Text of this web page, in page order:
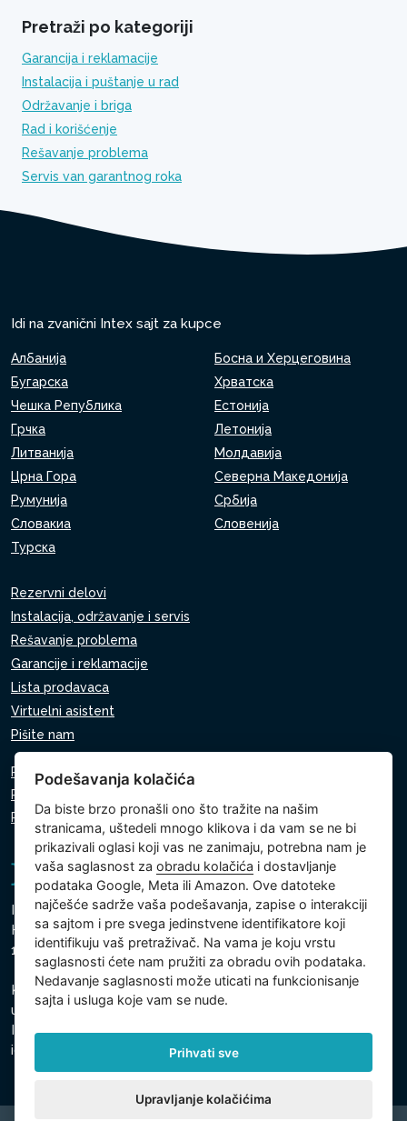
Pretraži po kategoriji
Garancija i reklamacije
Instalacija i puštanje u rad
Održavanje i briga
Rad i korišćenje
Rešavanje problema
Servis van garantnog roka
Idi na zvanični Intex sajt za kupce
Албанија
Босна и Херцеговина
Бугарска
Хрватска
Чешка Република
Естонија
Грчка
Летонија
Литванија
Молдавија
Црна Гора
Северна Македонија
Румунија
Србија
Словакиа
Словенија
Турска
Rezervni delovi
Instalacija, održavanje i servis
Rešavanje problema
Garancije i reklamacije
Lista prodavaca
Virtuelni asistent
Pišite nam
Pravila o zaštiti ličnih podataka
Pravila o korišćenju kolačića
Podešavanja kolačića
Intex Trading, s.r.o.
Hradecká 2526/3
130 00 Prag 3 - Češka Republika
Kompanija je upisana kod Gradski sud u Pragu, odeljak C,
ulozak 74759
Identifikacioni broj kompanije: 26150808, Poreski
identifikacioni broj: CZ26150808
Podešavanja kolačića
Da biste brzo pronašli ono što tražite na našim
stranicama, uštedeli mnogo klikova i da vam se ne bi
prikazivali oglasi koji vas ne zanimaju, potrebna nam je
vaša saglasnost zaobradu kolačića i dostavljanje
podataka Google, Meta ili Amazon. Ove datoteke
najčešće sadrže vaša podešavanja, zapise o interakciji
sa sajtom i pre svega jedinstvene identifikatore koji
identifikuju vaš pretraživač. Na vama je koju vrstu
saglasnosti ćete nam pružiti za obradu ovih podataka.
Nedavanje saglasnosti može uticati na funkcionisanje
sajta i usluga koje vam se nude.
Prihvati sve
Upravljanje kolačićima